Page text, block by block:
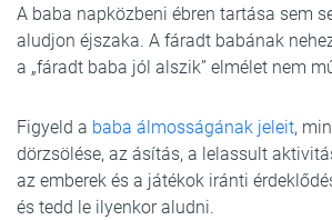
A baba napközbeni ébren tartása sem
aludjon éjszaka. A fáradt babának
a „fáradt baba jól alszik” elmélet nem
Figyeld a baba álmosságának jeleit,
dörzsölése, az ásítás, a lelassult
az emberek és a játékok iránti
és tedd le ilyenkor aludni.